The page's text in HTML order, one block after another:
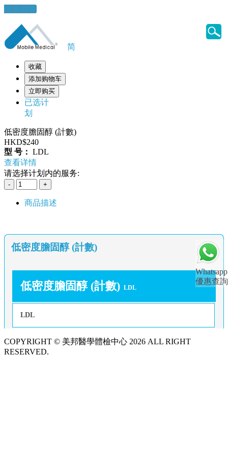
健康錦囊
Whatsapp
優惠查詢
简
收藏
添加购物车
立即购买
已选计
划
低密度膽固醇 (計數)
HKD$240
型 号： LDL
查看详情
请选择计划内的服务:
商品描述
低密度膽固醇 (計數)
低密度膽固醇 (計數) LDL
LDL
COPYRIGHT © 美邦醫學體檢中心 2026 ALL RIGHT
RESERVED.